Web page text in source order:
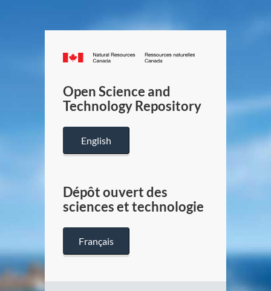
Canada.ca
/
Canada
Open Science and
Technology Repository
English
Dépôt ouvert des
sciences et technologie
Français